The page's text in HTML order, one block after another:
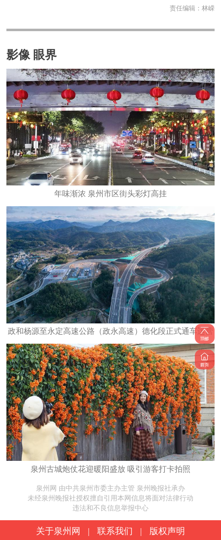
责任编辑： 林嵘
影像 眼界
年味渐浓 泉州市区街头彩灯高挂
政和杨源至永定高速公路（政永高速）德化段正式通车运营
泉州古城炮仗花迎暖阳盛放 吸引游客打卡拍照
泉州网 由中共泉州市委主办主管 泉州晚报社承办
未经泉州晚报社授权擅自引用本网信息将面对法律行动
违法和不良信息举报中心
关于泉州网 | 联系我们 | 版权声明